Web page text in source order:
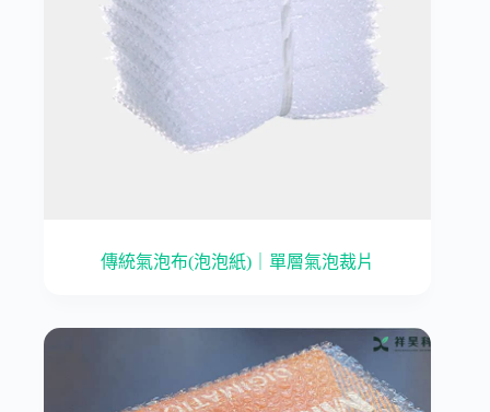
傳統氣泡布(泡泡紙)｜單層氣泡裁片